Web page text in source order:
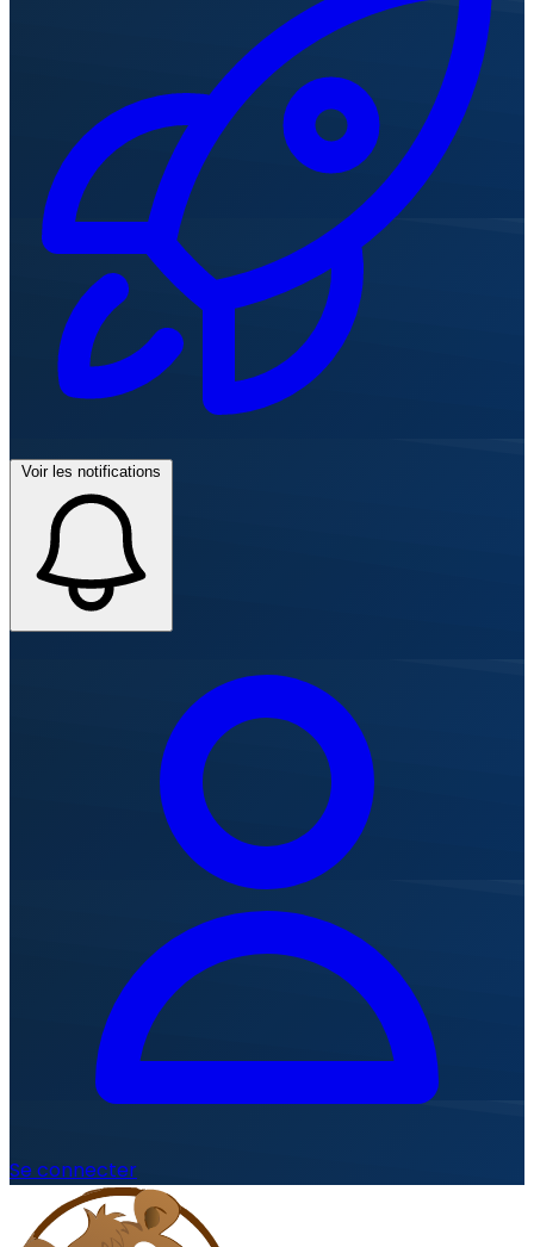
Voir les notifications
Se connecter